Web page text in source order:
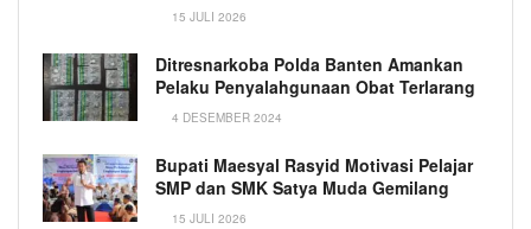
15 JULI 2026
Ditresnarkoba Polda Banten Amankan
Pelaku Penyalahgunaan Obat Terlarang
4 DESEMBER 2024
Bupati Maesyal Rasyid Motivasi Pelajar
SMP dan SMK Satya Muda Gemilang
15 JULI 2026